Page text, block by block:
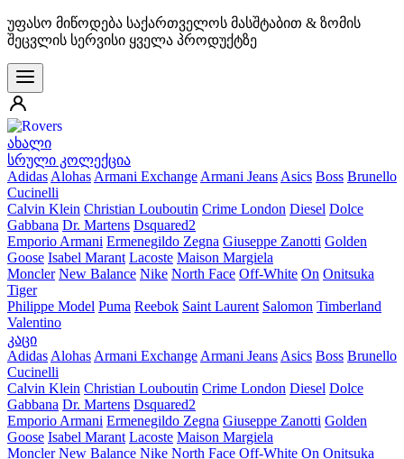
უფასო მიწოდება საქართველოს მასშტაბით & ზომის
შეცვლის სერვისი ყველა პროდუქტზე
ახალი
სრული კოლექცია
Adidas Alohas Armani Exchange Armani Jeans Asics Boss Brunello
Cucinelli
Calvin Klein Christian Louboutin Crime London Diesel Dolce
Gabbana Dr. Martens Dsquared2
Emporio Armani Ermenegildo Zegna Giuseppe Zanotti Golden
Goose Isabel Marant Lacoste Maison Margiela
Moncler New Balance Nike North Face Off-White On Onitsuka
Tiger
Philippe Model Puma Reebok Saint Laurent Salomon Timberland
Valentino
კაცი
Adidas Alohas Armani Exchange Armani Jeans Asics Boss Brunello
Cucinelli
Calvin Klein Christian Louboutin Crime London Diesel Dolce
Gabbana Dr. Martens Dsquared2
Emporio Armani Ermenegildo Zegna Giuseppe Zanotti Golden
Goose Isabel Marant Lacoste Maison Margiela
Moncler New Balance Nike North Face Off-White On Onitsuka